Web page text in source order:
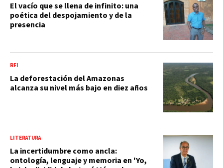
El vacío que se llena de infinito: una
poética del despojamiento y de la
presencia
RFI
La deforestación del Amazonas
alcanza su nivel más bajo en diez años
LITERATURA
La incertidumbre como ancla:
ontología, lenguaje y memoria en 'Yo,